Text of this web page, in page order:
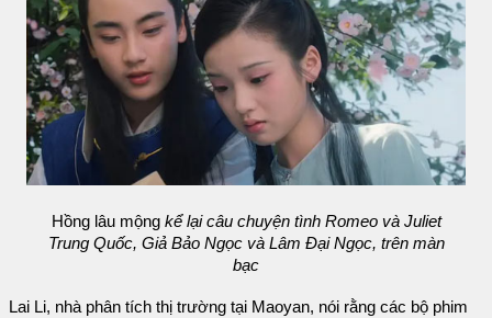
Hồng lâu mộngkể lại câu chuyện tình Romeo và Juliet
Trung Quốc, Giả Bảo Ngọc và Lâm Đại Ngọc, trên màn
bạc
Lai Li, nhà phân tích thị trường tại Maoyan, nói rằng các bộ phim